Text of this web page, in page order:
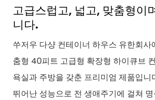
고급스럽고, 넓고, 맞춤형이
니다.
쑤저우 다샹 컨테이너 하우스 유한회사
춤형 40피트 고급형 확장형 하이큐브
욕실과 주방을 갖춘 프리미엄 제품입니
뛰어난 성능으로 전 생애주기에 걸쳐